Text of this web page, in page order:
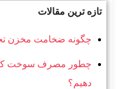
تازه ترین مقالات
چگونه ضخامت مخزن
چطور مصرف سوخت
دهیم؟